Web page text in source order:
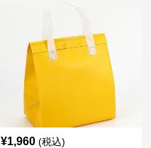
¥1,960 (税込)